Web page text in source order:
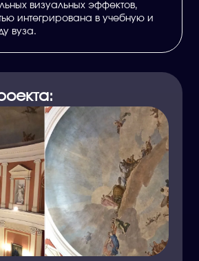
визуальных эффектов,
интегрирована в учебную и
вуза.